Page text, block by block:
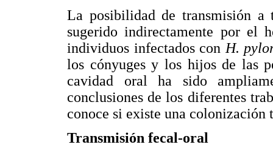
La posibilidad de transmisión
sugerido indirectamente por el
individuos infectados con H.
los cónyuges y los hijos de las
cavidad oral ha sido
conclusiones de los diferentes
conoce si existe una
Transmisión fecal-oral